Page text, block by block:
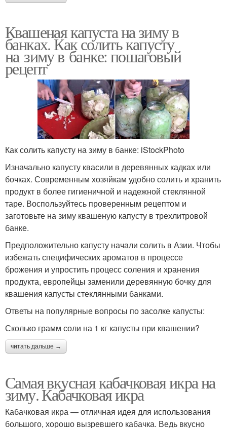
Квашеная капуста на зиму в
банках. Как солить капусту
на зиму в банке: пошаговый
рецепт
Как солить капусту на зиму в банке: iStockPhoto
Изначально капусту квасили в деревянных кадках или
бочках. Современным хозяйкам удобно солить и хранить
продукт в более гигиеничной и надежной стеклянной
таре. Воспользуйтесь проверенным рецептом и
заготовьте на зиму квашеную капусту в трехлитровой
банке.
Предположительно капусту начали солить в Азии. Чтобы
избежать специфических ароматов в процессе
брожения и упростить процесс соления и хранения
продукта, европейцы заменили деревянную бочку для
квашения капусты стеклянными банками.
Ответы на популярные вопросы по засолке капусты:
Сколько грамм соли на 1 кг капусты при квашении?
читать дальше →
Самая вкусная кабачковая икра на
зиму. Кабачковая икра
Кабачковая икра — отличная идея для использования
большого, хорошо вызревшего кабачка. Ведь вкусно